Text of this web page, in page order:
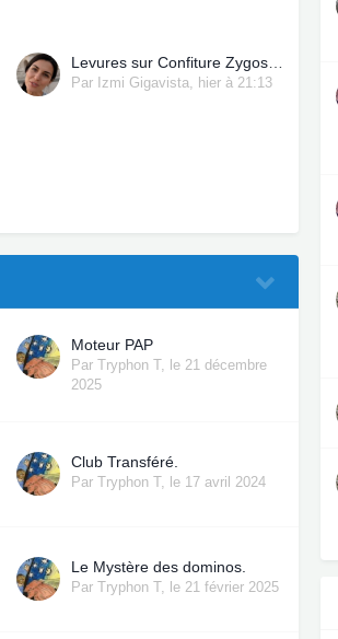
Par Izmi Gigavista hier à 21:13
Moteur PAP
Par Tryphon T,
le 21 décembre
2025
Club Transféré.
Par Tryphon T, le 17 avril 2024
Le Mystère des dominos.
Par Tryphon T, le 21 février 2025